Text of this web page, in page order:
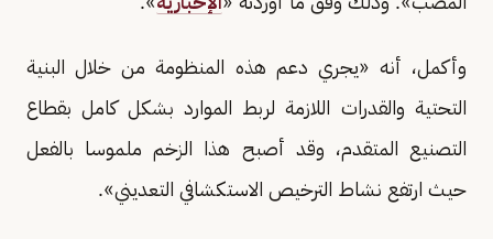
وأكمل، أنه «يجري دعم هذه المنظومة من خلال البنية
التحتية والقدرات اللازمة لربط الموارد بشكل كامل بقطاع
التصنيع المتقدم، وقد أصبح هذا الزخم ملموسا بالفعل
حيث ارتفع نشاط الترخيص الاستكشافي التعديني».